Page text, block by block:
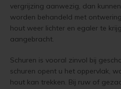
Olympic Water Repellent Oil Stain
Olympic Premium Acrylic Latex Stain
White wash vloer
vergrijzing aanwezig, dan
worden behandeld met
hout weer lichter en egaler te
aangebracht.
Schuren is vooral zinvol bij
schuren opent u het oppervlak,
hout kan trekken. Bij ruw of